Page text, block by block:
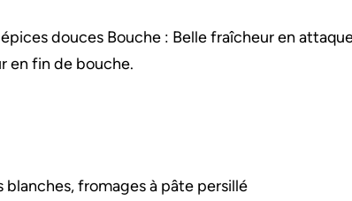
douces Bouche : Belle fraîcheur en
en fin de bouche.
blanches, fromages à pâte persillé